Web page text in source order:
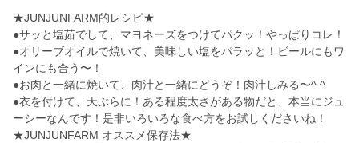
★JUNJUNFARM的レシピ★
●サッと塩茹でして、マヨネーズをつけてパクッ！やっぱりコレ！
●オリーブオイルで焼いて、美味しい塩をパラッと！ビールにもワ
インにも合う〜！
●お肉と一緒に焼いて、肉汁と一緒にどうぞ！肉汁しみる〜^ ^
●衣を付けて、天ぷらに！ある程度太さがある物だと、本当にジュ
ーシーなんです！是非いろいろな食べ方をお試しくださいね！
★JUNJUNFARM オススメ保存法★